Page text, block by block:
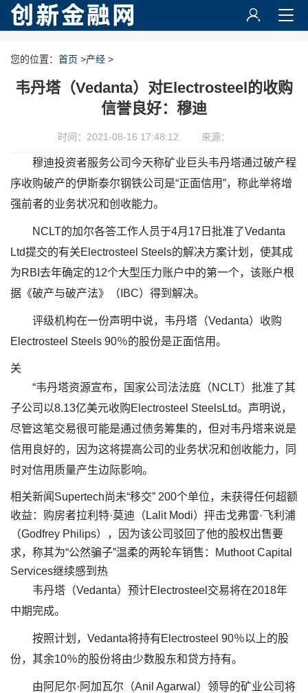
您的位置： 首页 >产经 >
韦丹塔（Vedanta）对Electrosteel的收购
信誉良好：穆迪
时间：2021-08-16 17:48:12 来源：
穆迪投资者服务公司今天称矿业巨头韦丹塔通过破产程
序收购破产的伊斯泰尔钢铁公司是“正面信用”，称此举将增
强前者的业务状况和创收能力。
NCLT的加尔各答工作人员于4月17日批准了Vedanta
Ltd提交的有关Electrosteel Steels的解决方案计划，使其成
为RBI去年确定的12个大型压力账户中的第一个，该账户根
据《破产与破产法》（IBC）得到解决。
评级机构在一份声明中说，韦丹塔（Vedanta）收购
Electrosteel Steels 90％的股份是正面信用。
关
“韦丹塔资源宣布，国家公司法法庭（NCLT）批准了其
子公司以8.13亿美元收购Electrosteel SteelsLtd。声明说，
尽管这笔交易很可能是通过债务筹集的，但对韦丹塔来说是
信用良好的，因为这将提高公司的业务状况和创收能力，同
时对信用质量产生边际影响。
相关新闻Supertech尚未“移交” 200个单位，未获得任何超额
收益：购房者拉利特·莫迪（Lalit Modi）抨击戈弗雷·飞利浦
（Godfrey Philips），因为该公司驳回了他的股权出售要
求，称其为“公然骗子”温柔的两轮车销售：Muthoot Capital
Services继续感到热
韦丹塔（Vedanta）预计Electrosteel交易将在2018年
中期完成。
按照计划，Vedanta将持有Electrosteel 90％以上的股
份，其余10％的股份将由少数股东和贷方持有。
由阿尼尔·阿加瓦尔（Anil Agarwal）领导的矿业公司将